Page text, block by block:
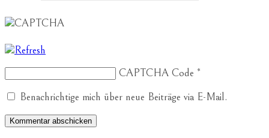
CAPTCHA Code *
Benachrichtige mich über neue Beiträge via E-Mail.